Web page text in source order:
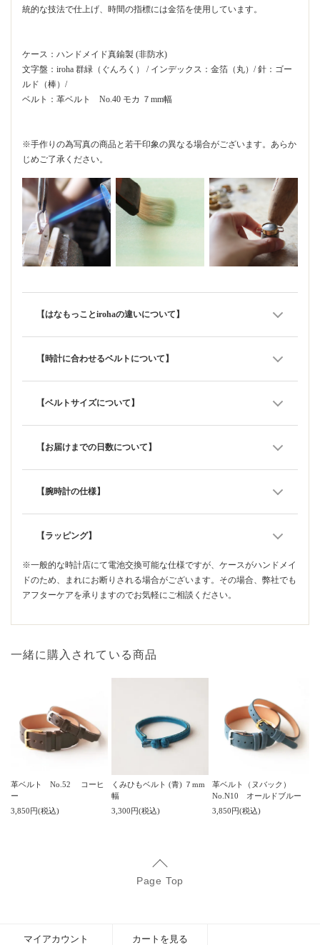
統的な技法で仕上げ、時間の指標には金箔を使用しています。
ケース：ハンドメイド真鍮製 (非防水)
文字盤：iroha 群緑（ぐんろく） / インデックス：金箔（丸）/ 針：ゴー
ルド（棒）/
ベルト：革ベルト No.40 モカ ７mm幅
※手作りの為写真の商品と若干印象の異なる場合がございます。あらか
じめご了承ください。
【はなもっことirohaの違いについて】
【時計に合わせるベルトについて】
【ベルトサイズについて】
【お届けまでの日数について】
【腕時計の仕様】
【ラッピング】
※一般的な時計店にて電池交換可能な仕様ですが、ケースがハンドメイ
ドのため、まれにお断りされる場合がございます。その場合、弊社でも
アフターケアを承りますのでお気軽にご相談ください。
一緒に購入されている商品
革ベルト No.52 コーヒ
ー
3,850円(税込)
くみひもベルト (青) ７mm
幅
3,300円(税込)
革ベルト（ヌバック）
No.N10 オールドブルー
3,850円(税込)
Page Top
マイアカウント カートを見る